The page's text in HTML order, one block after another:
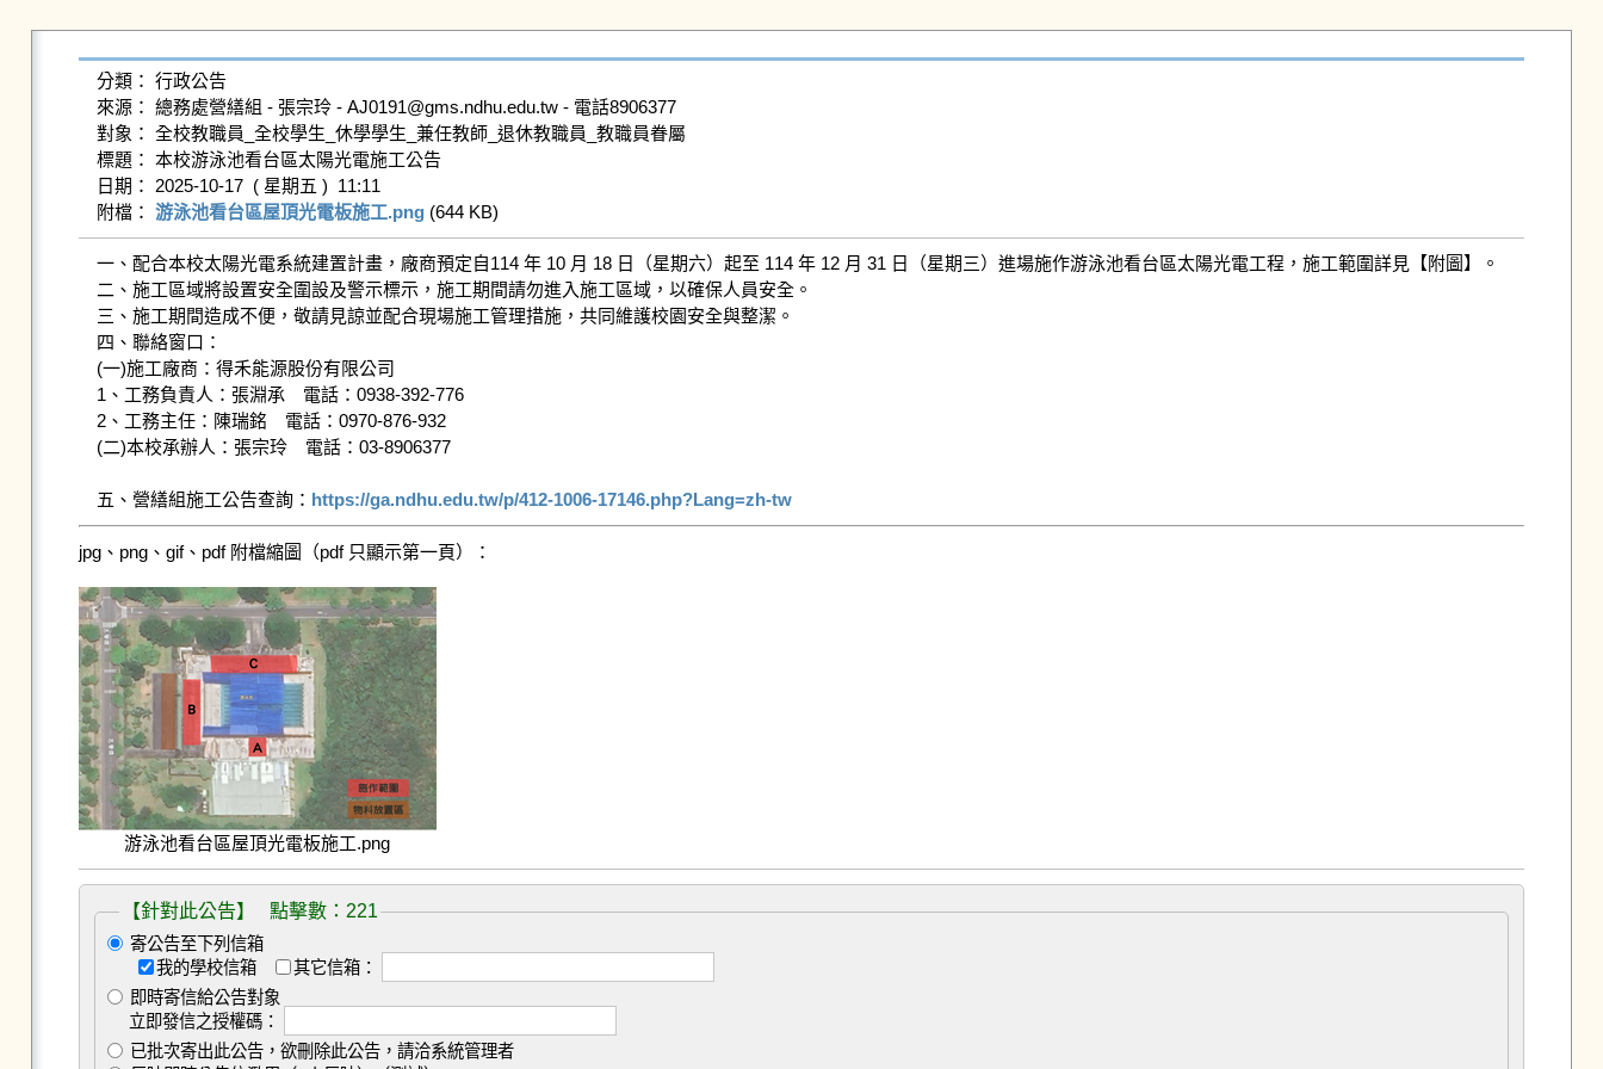
分類： 行政公告
來源： 總務處營繕組 - 張宗玲 - AJ0191@gms.ndhu.edu.tw - 電話8906377
對象： 全校教職員_全校學生_休學學生_兼任教師_退休教職員_教職員眷屬
標題： 本校游泳池看台區太陽光電施工公告
日期： 2025-10-17  ( 星期五 )  11:11
附檔： 游泳池看台區屋頂光電板施工.png (644 KB)
一、配合本校太陽光電系統建置計畫，廠商預定自114 年 10 月 18 日（星期六）起至 114 年 12 月 31 日（星期三）進場施作游泳池看台區太陽光電工程，施工範圍詳見【附圖】。
二、施工區域將設置安全圍設及警示標示，施工期間請勿進入施工區域，以確保人員安全。
三、施工期間造成不便，敬請見諒並配合現場施工管理措施，共同維護校園安全與整潔。
四、聯絡窗口：
(一)施工廠商：得禾能源股份有限公司
1、工務負責人：張淵承　電話：0938-392-776
2、工務主任：陳瑞銘　電話：0970-876-932
(二)本校承辦人：張宗玲　電話：03-8906377
五、營繕組施工公告查詢： https://ga.ndhu.edu.tw/p/412-1006-17146.php?Lang=zh-tw
jpg、png、gif、pdf 附檔縮圖（pdf 只顯示第一頁）：
游泳池看台區屋頂光電板施工.png
【針對此公告】 點擊數：221
寄公告至下列信箱
我的學校信箱
其它信箱：
即時寄信給公告對象
立即發信之授權碼：
已批次寄出此公告，欲刪除此公告，請洽系統管理者